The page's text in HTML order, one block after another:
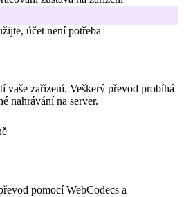
účet není potřeba
vaše zařízení. Veškerý převod probíhá
nahrávání na server.
pomocí WebCodecs a